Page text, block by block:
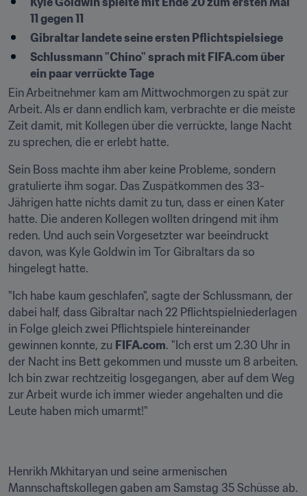
11 gegen 11
Gibraltar landete seine ersten Pflichtspielsiege
Schlussmann "Chino" sprach mit FIFA.com über
ein paar verrückte Tage
Ein Arbeitnehmer kam am Mittwochmorgen zu spät zur
Arbeit. Als er dann endlich kam, verbrachte er die meiste
Zeit damit, mit Kollegen über die verrückte, lange Nacht
zu sprechen, die er erlebt hatte.
Sein Boss machte ihm aber keine Probleme, sondern
gratulierte ihm sogar. Das Zuspätkommen des 33-
Jährigen hatte nichts damit zu tun, dass er einen Kater
hatte. Die anderen Kollegen wollten dringend mit ihm
reden. Und auch sein Vorgesetzter war beeindruckt
davon, was Kyle Goldwin im Tor Gibraltars da so
hingelegt hatte.
"Ich habe kaum geschlafen", sagte der Schlussmann, der
dabei half, dass Gibraltar nach 22 Pflichtspielniederlagen
in Folge gleich zwei Pflichtspiele hintereinander
gewinnen konnte, zu FIFA.com. "Ich erst um 2.30 Uhr in
der Nacht ins Bett gekommen und musste um 8 arbeiten.
Ich bin zwar rechtzeitig losgegangen, aber auf dem Weg
zur Arbeit wurde ich immer wieder angehalten und die
Leute haben mich umarmt!"
Henrikh Mkhitaryan und seine armenischen
Mannschaftskollegen gaben am Samstag 35 Schüsse ab.